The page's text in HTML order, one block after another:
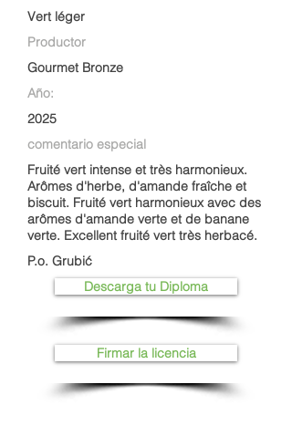
Vert léger
Productor
Gourmet Bronze
Año:
2025
comentario especial
Fruité vert intense et très harmonieux.
Arômes d'herbe, d'amande fraîche et
biscuit. Fruité vert harmonieux avec des
arômes d'amande verte et de banane
verte. Excellent fruité vert très herbacé.
P.o. Grubić
Descarga tu Diploma
Firmar la licencia